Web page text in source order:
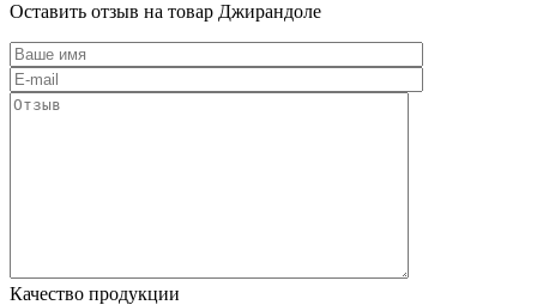
Оставить отзыв на товар Джирандоле
Качество продукции